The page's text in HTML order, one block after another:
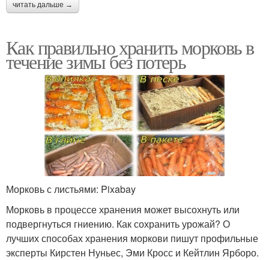
читать дальше →
Как правильно хранить морковь в
течение зимы без потерь
Морковь с листьями: Pixabay
Морковь в процессе хранения может высохнуть или
подвергнуться гниению. Как сохранить урожай? О
лучших способах хранения моркови пишут профильные
эксперты Кирстен Нуньес, Эми Кросс и Кейтлин Ярборо.